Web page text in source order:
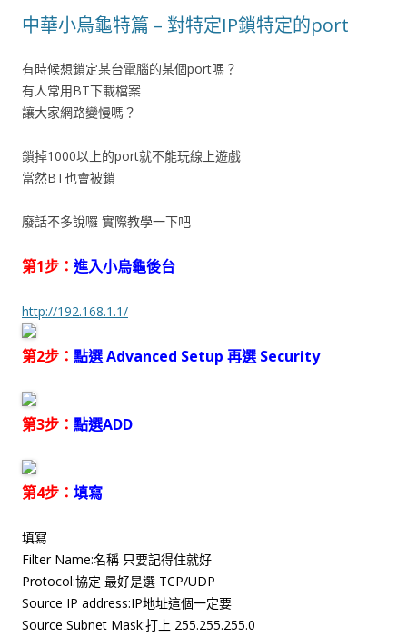
中華小烏龜特篇 – 對特定IP鎖特定的port
有時候想鎖定某台電腦的某個port嗎？
有人常用BT下載檔案
讓大家網路變慢嗎？
鎖掉1000以上的port就不能玩線上遊戲
當然BT也會被鎖
廢話不多說囉 實際教學一下吧
第1步： 進入小烏龜後台
http://192.168.1.1/
第2步： 點選 Advanced Setup 再選 Security
第3步： 點選ADD
第4步： 填寫
填寫
Filter Name:名稱 只要記得住就好
Protocol:協定 最好是選 TCP/UDP
Source IP address:IP地址這個一定要
Source Subnet Mask:打上 255.255.255.0